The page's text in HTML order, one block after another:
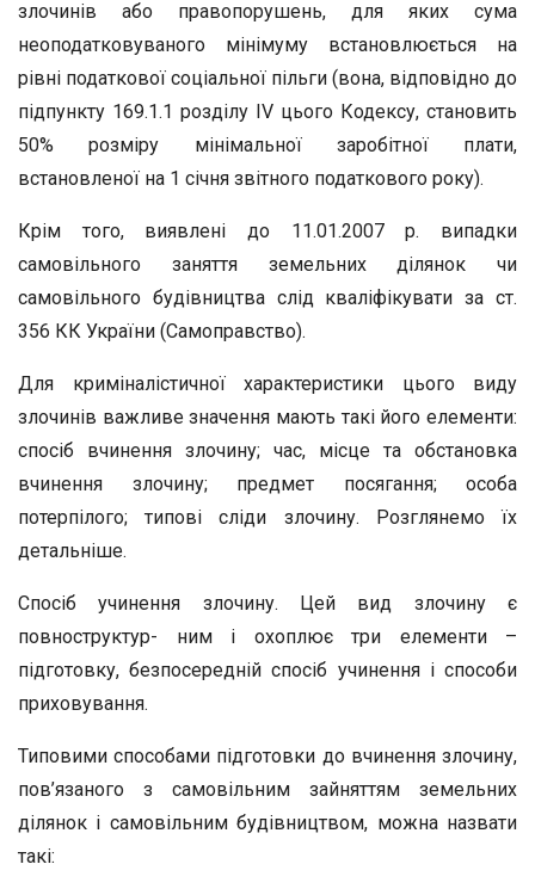
злочинів або правопорушень, для яких сума
неоподатковуваного мінімуму встановлюється на
рівні податкової соціальної пільги (вона, відповідно до
підпункту 169.1.1 розділу IV цього Кодексу, становить
50% розміру мінімальної заробітної плати,
встановленої на 1 січня звітного податкового року).
Крім того, виявлені до 11.01.2007 р. випадки
самовільного заняття земельних ділянок чи
самовільного будівництва слід кваліфікувати за ст.
356 КК України (Самоправство).
Для криміналістичної характеристики цього виду
злочинів важливе значення мають такі його елементи:
спосіб вчинення злочину; час, місце та обстановка
вчинення злочину; предмет посягання; особа
потерпілого; типові сліди злочину. Розглянемо їх
детальніше.
Спосіб учинення злочину. Цей вид злочину є
повноструктур- ним і охоплює три елементи –
підготовку, безпосередній спосіб учинення і способи
приховування.
Типовими способами підготовки до вчинення злочину,
пов’язаного з самовільним зайняттям земельних
ділянок і самовільним будівництвом, можна назвати
такі: